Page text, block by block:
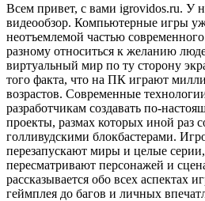
Всем привет, с вами igrovidos.ru. У
видеообзор. Компьютерные игры
неотъемлемой частью
разному относиться к желанию
виртуальный мир по ту сторону
того факта, что на ПК играют
возрастов. Современные
разработчикам создавать по-
проекты, размах которых иной раз
голливудскими блокбастерами.
перезапускают миры и целые
пересматривают персонажей и
рассказывается обо всех аспектах
геймплея до багов и личных